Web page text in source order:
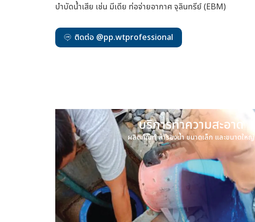
บำบัดน้ำเสีย เช่น มีเดีย ท่อจ่ายอากาศ จุลินทรีย์ (EBM)
ติดต่อ @pp.wtprofessional
บริการทำความสะอาด
ผลิตภัณฑ์ สำรองน้ำ ขนาดเล็ก และขนาดใหญ่